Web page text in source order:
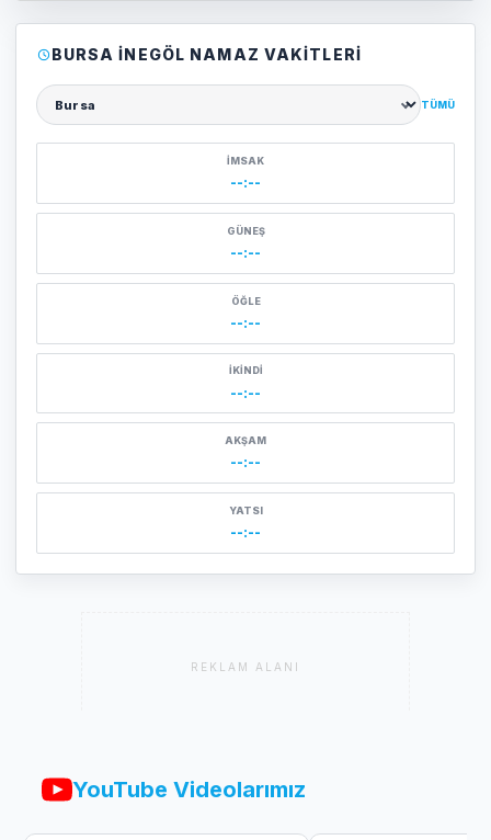
BURSA İNEGÖL NAMAZ VAKITLERI
Şehir seçin
TÜMÜ
İMSAK
--:--
GÜNEŞ
--:--
ÖĞLE
--:--
İKINDI
--:--
AKŞAM
--:--
YATSI
--:--
REKLAM ALANI
YouTube Videolarımız